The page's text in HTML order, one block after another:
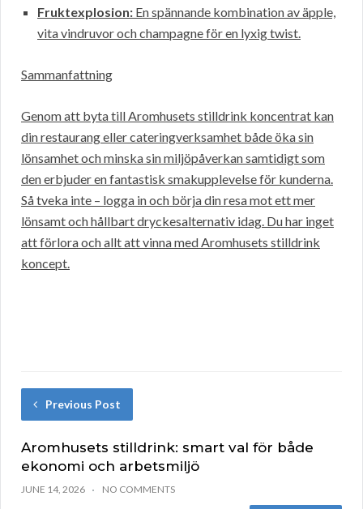
Fruktexplosion: En spännande kombination av äpple,
vita vindruvor och champagne för en lyxig twist.
Sammanfattning
Genom att byta till Aromhusets stilldrink koncentrat kan
din restaurang eller cateringverksamhet både öka sin
lönsamhet och minska sin miljöpåverkan samtidigt som
den erbjuder en fantastisk smakupplevelse för kunderna.
Så tveka inte – logga in och börja din resa mot ett mer
lönsamt och hållbart dryckesalternativ idag. Du har inget
att förlora och allt att vinna med Aromhusets stilldrink
koncept.
Previous Post
Aromhusets stilldrink: smart val för både
ekonomi och arbetsmiljö
JUNE 14, 2026 NO COMMENTS